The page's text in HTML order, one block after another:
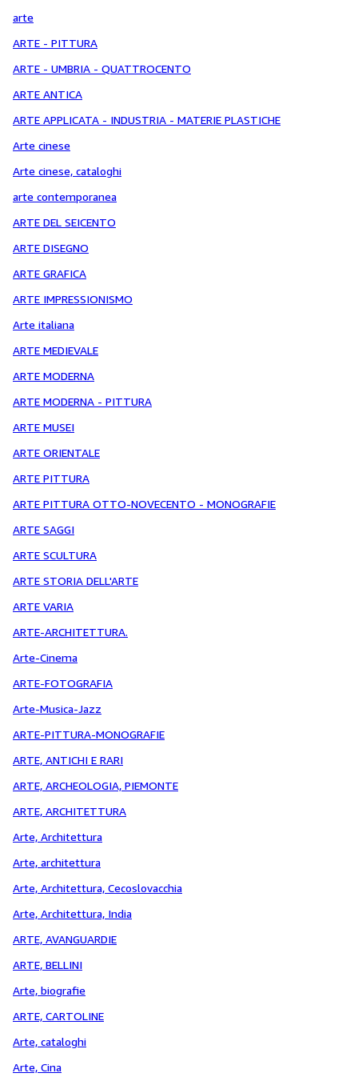
arte
ARTE - PITTURA
ARTE - UMBRIA - QUATTROCENTO
ARTE ANTICA
ARTE APPLICATA - INDUSTRIA - MATERIE PLASTICHE
Arte cinese
Arte cinese, cataloghi
arte contemporanea
ARTE DEL SEICENTO
ARTE DISEGNO
ARTE GRAFICA
ARTE IMPRESSIONISMO
Arte italiana
ARTE MEDIEVALE
ARTE MODERNA
ARTE MODERNA - PITTURA
ARTE MUSEI
ARTE ORIENTALE
ARTE PITTURA
ARTE PITTURA OTTO-NOVECENTO - MONOGRAFIE
ARTE SAGGI
ARTE SCULTURA
ARTE STORIA DELL'ARTE
ARTE VARIA
ARTE-ARCHITETTURA.
Arte-Cinema
ARTE-FOTOGRAFIA
Arte-Musica-Jazz
ARTE-PITTURA-MONOGRAFIE
ARTE, ANTICHI E RARI
ARTE, ARCHEOLOGIA, PIEMONTE
ARTE, ARCHITETTURA
Arte, Architettura
Arte, architettura
Arte, Architettura, Cecoslovacchia
Arte, Architettura, India
ARTE, AVANGUARDIE
ARTE, BELLINI
Arte, biografie
ARTE, CARTOLINE
Arte, cataloghi
Arte, Cina